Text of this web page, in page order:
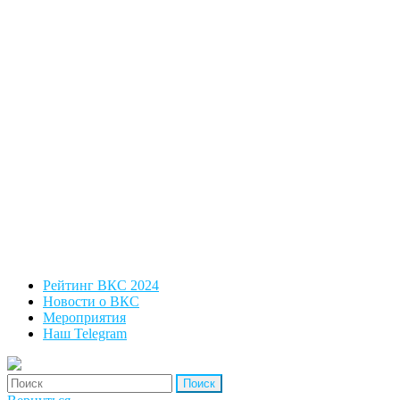
Рейтинг ВКС 2024
Новости о ВКС
Мероприятия
Наш Telegram
'Найти: